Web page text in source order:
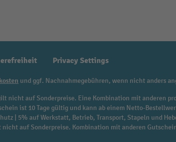
Privacy Settings
und ggf. Nachnahmegebühren, wenn nicht anders
nicht auf Sonderpreise. Eine Kombination mit anderen
ist 10 Tage gültig und kann ab einem Netto-
| 5% auf Werkstatt, Betrieb, Transport, Stapeln und
nicht auf Sonderpreise. Kombination mit anderen